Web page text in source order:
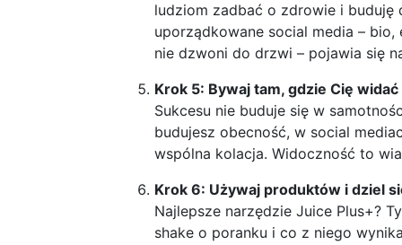
ludziom zadbać o zdrowie i buduję
uporządkowane social media –
nie dzwoni do drzwi – pojawia się
Krok 5: Bywaj tam, gdzie Cię widać
Sukcesu nie buduje się w
budujesz obecność, w social
wspólna kolacja. Widoczność to
Krok 6: Używaj produktów i dziel
Najlepsze narzędzie Juice Plus+?
shake o poranku i co z niego